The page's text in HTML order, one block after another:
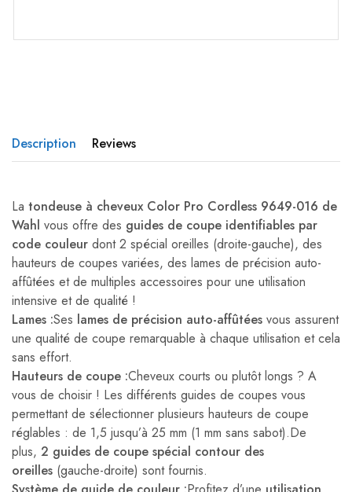
Description Reviews
La tondeuse à cheveux Color Pro Cordless 9649-016 de
Wahl vous offre des guides de coupe identifiables par
code couleur dont 2 spécial oreilles (droite-gauche), des
hauteurs de coupes variées, des lames de précision auto-
affûtées et de multiples accessoires pour une utilisation
intensive et de qualité !
Lames :Ses lames de précision auto-affûtées vous assurent
une qualité de coupe remarquable à chaque utilisation et cela
sans effort.
Hauteurs de coupe :Cheveux courts ou plutôt longs ? A
vous de choisir ! Les différents guides de coupes vous
permettant de sélectionner plusieurs hauteurs de coupe
réglables : de 1,5 jusqu’à 25 mm (1 mm sans sabot).De
plus, 2 guides de coupe spécial contour des
oreilles (gauche-droite) sont fournis.